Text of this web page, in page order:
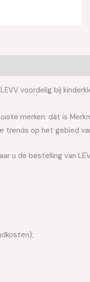
voordelig bij
merken: dát is
op het gebied
u de bestelling van